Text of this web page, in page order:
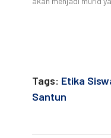
Tags: Etika
Santun